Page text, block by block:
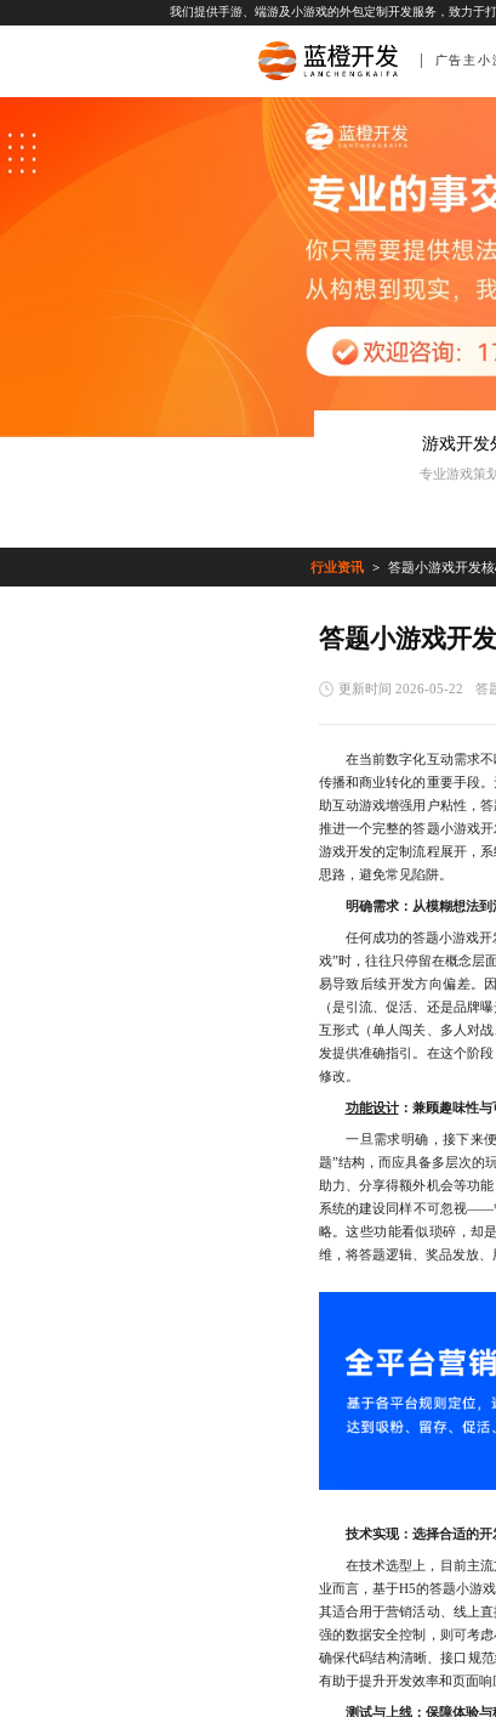
我们提供手游、端游及小游戏的外包定制开发服务，致力于
广告主小
游戏开发
专业游戏策
行业资讯 答题小游戏开发
答题小游戏开
更新时间 2026-05-22 答
在当前数字化互动需求不
传播和商业转化的重要手段
助互动游戏增强用户粘性，
推进一个完整的答题小游戏
游戏开发的定制流程展开，
思路，避免常见陷阱。
明确需求：从模糊想法到
任何成功的答题小游戏开
戏”时，往往只停留在概念层
易导致后续开发方向偏差。
（是引流、促活、还是品牌
互形式（单人闯关、多人对
发提供准确指引。在这个阶
修改。
功能设计：兼顾趣味性与
一旦需求明确，接下来便
题”结构，而应具备多层次的
助力、分享得额外机会等功
系统的建设同样不可忽视——
略。这些功能看似琐碎，却
维，将答题逻辑、奖品发放、
技术实现：选择合适的开
在技术选型上，目前主流
业而言，基于H5的答题小游
其适合用于营销活动、线上
强的数据安全控制，则可考
确保代码结构清晰、接口规
有助于提升开发效率和页面响
测试与上线：保障体验与